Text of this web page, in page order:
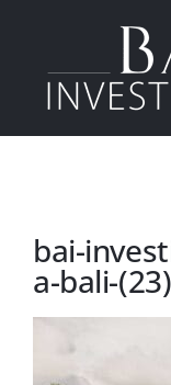
bai-
a-bali-(23)